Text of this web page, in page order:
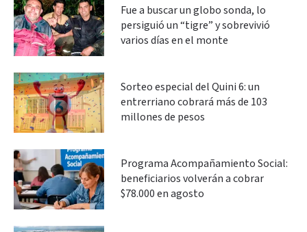
Fue a buscar un globo sonda, lo
persiguió un “tigre” y sobrevivió
varios días en el monte
Sorteo especial del Quini 6: un
entrerriano cobrará más de 103
millones de pesos
Programa Acompañamiento Social:
beneficiarios volverán a cobrar
$78.000 en agosto